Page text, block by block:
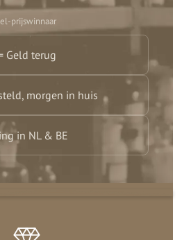
prijswinnaar
Geld terug
morgen in huis
in NL & BE